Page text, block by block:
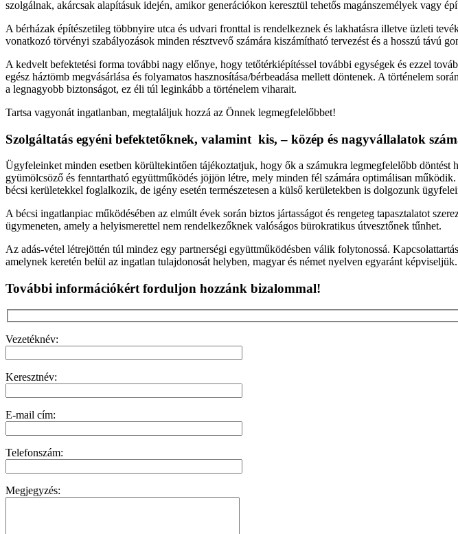
szolgálnak, akárcsak alapításuk idején, amikor generációkon keresztül tehetős magánszemélyek vagy
A bérházak építészetileg többnyire utca és udvari fronttal is rendelkeznek és lakhatásra illetve üzleti
vonatkozó törvényi szabályozások minden résztvevő számára kiszámítható tervezést és a hosszú távú
A kedvelt befektetési forma további nagy előnye, hogy tetőtérkiépítéssel további egységek és ezzel
egész háztömb megvásárlása és folyamatos hasznosítása/bérbeadása mellett döntenek. A történelem
a legnagyobb biztonságot, ez éli túl leginkább a történelem viharait.
Tartsa vagyonát ingatlanban, megtaláljuk hozzá az Önnek legmegfelelőbbet!
Szolgáltatás egyéni befektetőknek, valamint kis, – közép és nagyvállalatok
Ügyfeleinket minden esetben körültekintően tájékoztatjuk, hogy ők a számukra legmegfelelőbb
gyümölcsöző és fenntartható együttműködés jöjjön létre, mely minden fél számára optimálisan
bécsi kerületekkel foglalkozik, de igény esetén természetesen a külső kerületekben is dolgozunk
A bécsi ingatlanpiac működésében az elmúlt évek során biztos jártasságot és rengeteg tapasztalatot
ügymeneten, amely a helyismerettel nem rendelkezőknek valóságos bürokratikus útvesztőnek tűnhet.
Az adás-vétel létrejöttén túl mindez egy partnerségi együttműködésben válik folytonossá.
amelynek keretén belül az ingatlan tulajdonosát helyben, magyar és német nyelven egyaránt képviseljük.
További információkért forduljon hozzánk bizalommal!
Vezetéknév:
Keresztnév:
E-mail cím:
Telefonszám:
Megjegyzés: